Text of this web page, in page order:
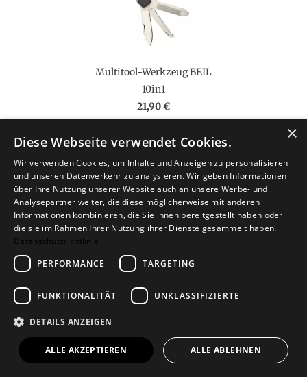
Multitool-Werkzeug BEIL
10in1
21,90 €
Multitool-Werkzeug HAMMER
×
Diese Webseite verwendet Cookies.
Wir verwenden Cookies, um Inhalte und Anzeigen zu personalisieren
und unseren Datenverkehr zu analysieren. Wir geben Informationen
über Ihre Nutzung unserer Website auch an unsere Werbe- und
Analysepartner weiter, die diese möglicherweise mit anderen
Informationen kombinieren, die Sie ihnen bereitgestellt haben oder
die sie im Rahmen Ihrer Nutzung ihrer Dienste gesammelt haben.
Datenschutzrichtlinie
PERFORMANCE
TARGETING
FUNKTIONALITÄT UNKLASSIFIZIERTE
DETAILS ANZEIGEN
ALLE AKZEPTIEREN ALLE ABLEHNEN